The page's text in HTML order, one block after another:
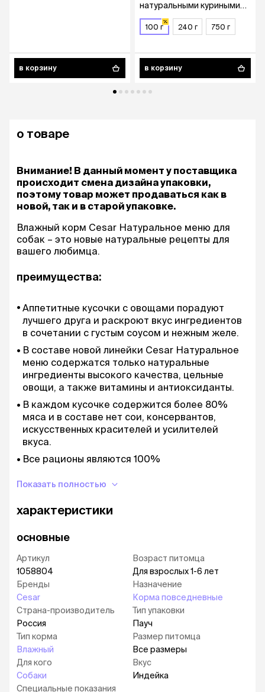
в корзину
натуральными куриными
гр.
100 г 240 г 750 г
в корзину
о товаре
Внимание! В данный момент у поставщика
происходит смена дизайна упаковки,
поэтому товар может продаваться как в
новой, так и в старой упаковке.
Влажный корм Cesar Натуральное меню для
собак – это новые натуральные рецепты для
вашего любимца.
преимущества:
Аппетитные кусочки с овощами порадуют
лучшего друга и раскроют вкус ингредиентов
в сочетании с густым соусом и нежным желе.
В составе новой линейки Cesar Натуральное
меню содержатся только натуральные
ингредиенты высокого качества, цельные
овощи, а также витамины и антиоксиданты.
В каждом кусочке содержится более 80%
мяса и в составе нет сои, консервантов,
искусственных красителей и усилителей
вкуса.
Все рационы являются 100%
значит подходят для ежедневного питания.
разнообразными рационами от Cesar®.
Показать полностью
характеристики
основные
Артикул
1058804
Бренды
Cesar
Страна-производитель
Россия
Тип корма
Влажный
Для кого
Собаки
Специальные показания
Возраст питомца
Для взрослых 1-6 лет
Назначение
Корма повседневные
Тип упаковки
Пауч
Размер питомца
Все размеры
Вкус
Индейка